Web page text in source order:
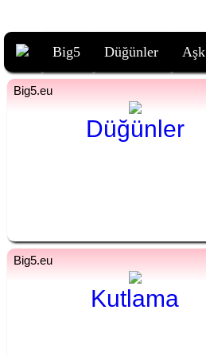
Häät
fi
Düğünler
Juhla
fi
Kutlama
Big5 Düğünler Aşk